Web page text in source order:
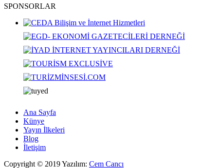
SPONSORLAR
Ana Sayfa
Künye
Yayın İlkeleri
Blog
İletişim
Copyright © 2019 Yazılım: Cem Cancı